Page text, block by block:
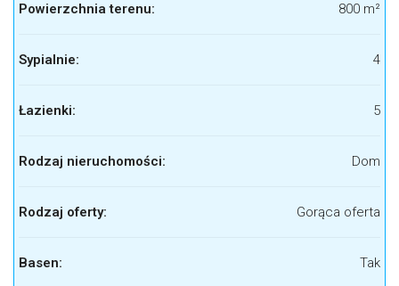
Powierzchnia terenu: 800 m²
Sypialnie: 4
Łazienki: 5
Rodzaj nieruchomości: Dom
Rodzaj oferty: Gorąca oferta
Basen: Tak